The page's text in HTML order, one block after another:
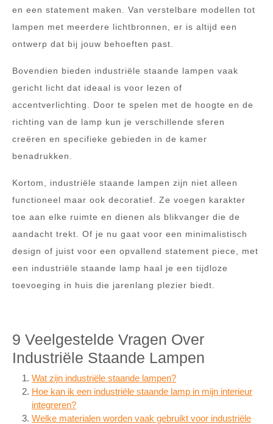
en een statement maken. Van verstelbare modellen tot
lampen met meerdere lichtbronnen, er is altijd een
ontwerp dat bij jouw behoeften past.
Bovendien bieden industriële staande lampen vaak
gericht licht dat ideaal is voor lezen of
accentverlichting. Door te spelen met de hoogte en de
richting van de lamp kun je verschillende sferen
creëren en specifieke gebieden in de kamer
benadrukken.
Kortom, industriële staande lampen zijn niet alleen
functioneel maar ook decoratief. Ze voegen karakter
toe aan elke ruimte en dienen als blikvanger die de
aandacht trekt. Of je nu gaat voor een minimalistisch
design of juist voor een opvallend statement piece, met
een industriële staande lamp haal je een tijdloze
toevoeging in huis die jarenlang plezier biedt.
9 Veelgestelde Vragen Over
Industriële Staande Lampen
Wat zijn industriële staande lampen?
Hoe kan ik een industriële staande lamp in mijn interieur
integreren?
Welke materialen worden vaak gebruikt voor industriële